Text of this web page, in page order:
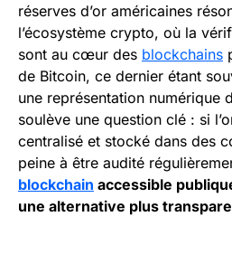
réserves d’or américaines
l’écosystème crypto, où la
sont au cœur des blockchains
de Bitcoin, ce dernier étant
une représentation numérique
soulève une question clé : si
centralisé et stocké dans des
peine à être audité
blockchain accessible
une alternative plus